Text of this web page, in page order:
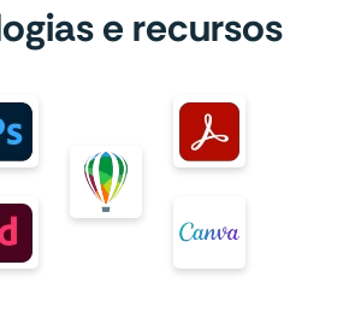
e recursos